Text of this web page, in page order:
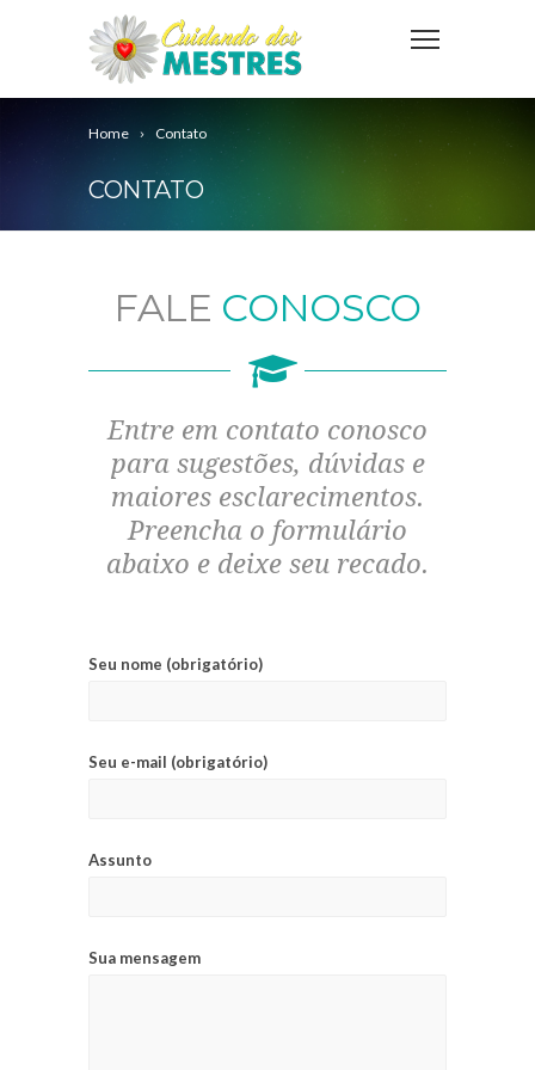
Home Contato
CONTATO
FALE CONOSCO
Entre em contato conosco
para sugestões, dúvidas e
maiores esclarecimentos.
Preencha o formulário
abaixo e deixe seu recado.
Seu nome (obrigatório)
Seu e-mail (obrigatório)
Assunto
Sua mensagem